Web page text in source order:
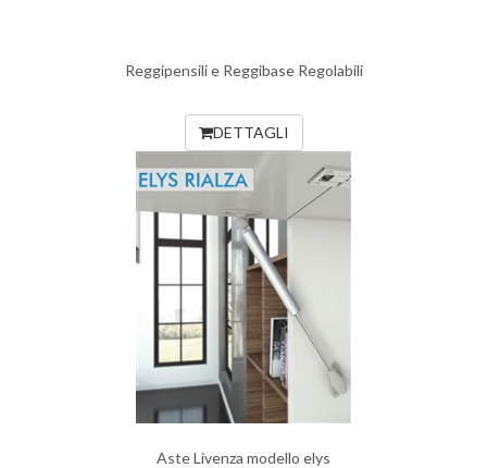
Reggipensili e Reggibase Regolabili
DETTAGLI
Aste Livenza modello elys